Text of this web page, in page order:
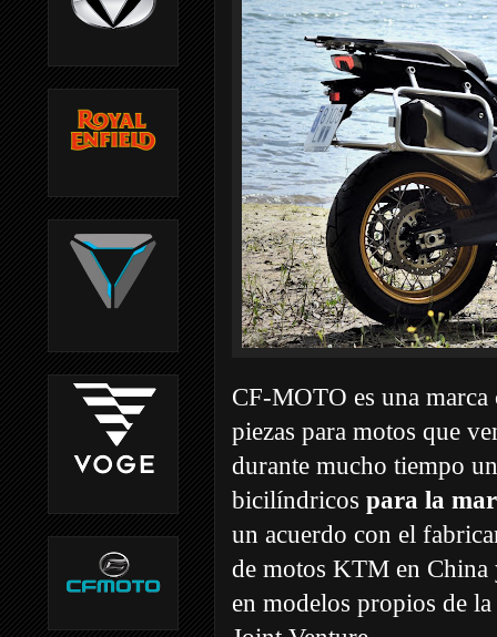
CF-MOTO es una
piezas para motos que
durante mucho tiempo
bicilíndricos para la
un acuerdo con el
de motos KTM en China
en modelos propios de